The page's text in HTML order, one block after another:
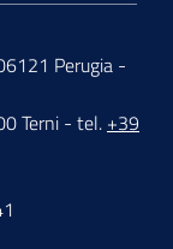
Perugia -
Terni - tel. +39